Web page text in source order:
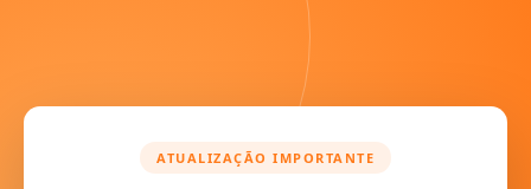
ATUALIZAÇÃO IMPORTANTE